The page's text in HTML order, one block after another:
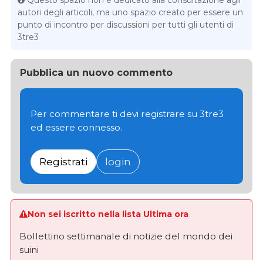
autori degli articoli, ma uno spazio creato per essere un
punto di incontro per discussioni per tutti gli utenti di
3tre3
Pubblica un nuovo commento
Per commentare ti devi registrare su 3tre3
ed essere connesso.
Registrati login
Non sei iscritto nella lista Ultima ora
Bollettino settimanale di notizie del mondo dei
suini